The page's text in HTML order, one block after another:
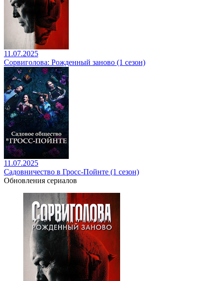
11.07.2025
Сорвиголова: Рожденный заново (1 сезон)
11.07.2025
Садовничество в Гросс-Пойнте (1 сезон)
Обновления сериалов